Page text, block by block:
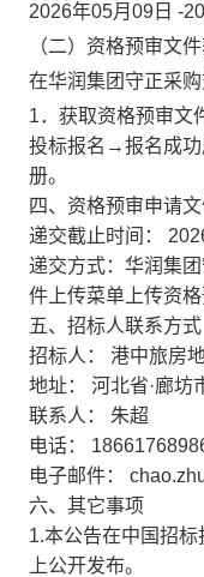
2026年05月09日 -
（二）资格预审文
在华润集团守正采
1．获取资格预审文
投标报名→报名成功
册。
四、资格预审申请
递交截止时间：
递交方式：华润集
件上传菜单上传资
五、招标人联系方式
招标人：
港中旅房
地址：
河北省·廊坊
联系人：
朱超
电话：
电子邮件：
六、其它事项
1.本公告在中国招
上公开发布。